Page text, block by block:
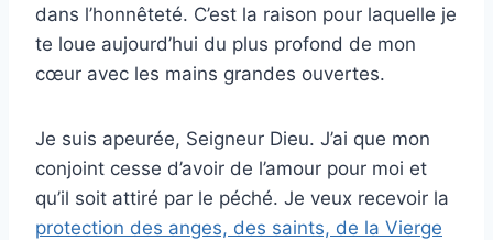
dans l’honnêteté. C’est la raison pour laquelle je
te loue aujourd’hui du plus profond de mon
cœur avec les mains grandes ouvertes.
Je suis apeurée, Seigneur Dieu. J’ai que mon
conjoint cesse d’avoir de l’amour pour moi et
qu’il soit attiré par le péché. Je veux recevoir la
protection des anges, des saints, de la Vierge